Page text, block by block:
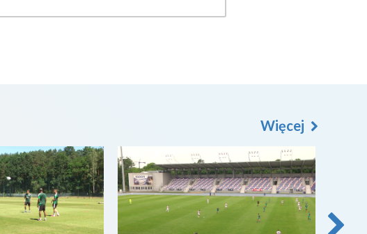
2026-08-07
Więcej